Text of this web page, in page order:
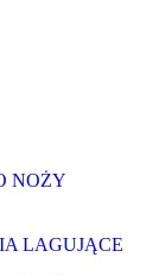
NOŻY
LAGUJĄCE